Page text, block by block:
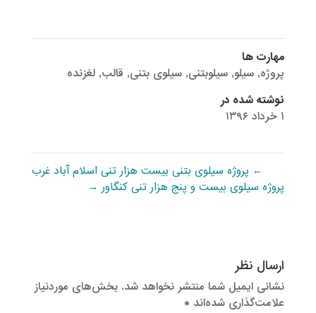
مهارت ها
پروژه, سیلو, سیلوبتنی, سیلوی بتنی, قالب, لغزنده
نوشته شده در
۱ خرداد ۱۳۹۶
← پروژه سیلوی بتنی بیست هزار تنی اسلام آباد غرب
پروژه سیلوی بیست و پنج هزار تنی کنگاور →
ارسال نظر
نشانی ایمیل شما منتشر نخواهد شد. بخش‌های موردنیاز
علامت‌گذاری شده‌اند *